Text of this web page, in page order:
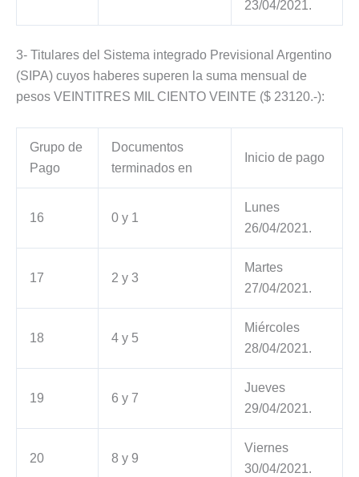
23/04/2021.
3- Titulares del Sistema integrado Previsional Argentino
(SIPA) cuyos haberes superen la suma mensual de
pesos VEINTITRES MIL CIENTO VEINTE ($ 23120.-):
Grupo de
Pago
Documentos
terminados en
Inicio de pago
16 0 y 1
Lunes
26/04/2021.
17 2 y 3
Martes
27/04/2021.
18 4 y 5
Miércoles
28/04/2021.
19 6 y 7
Jueves
29/04/2021.
20 8 y 9
Viernes
30/04/2021.